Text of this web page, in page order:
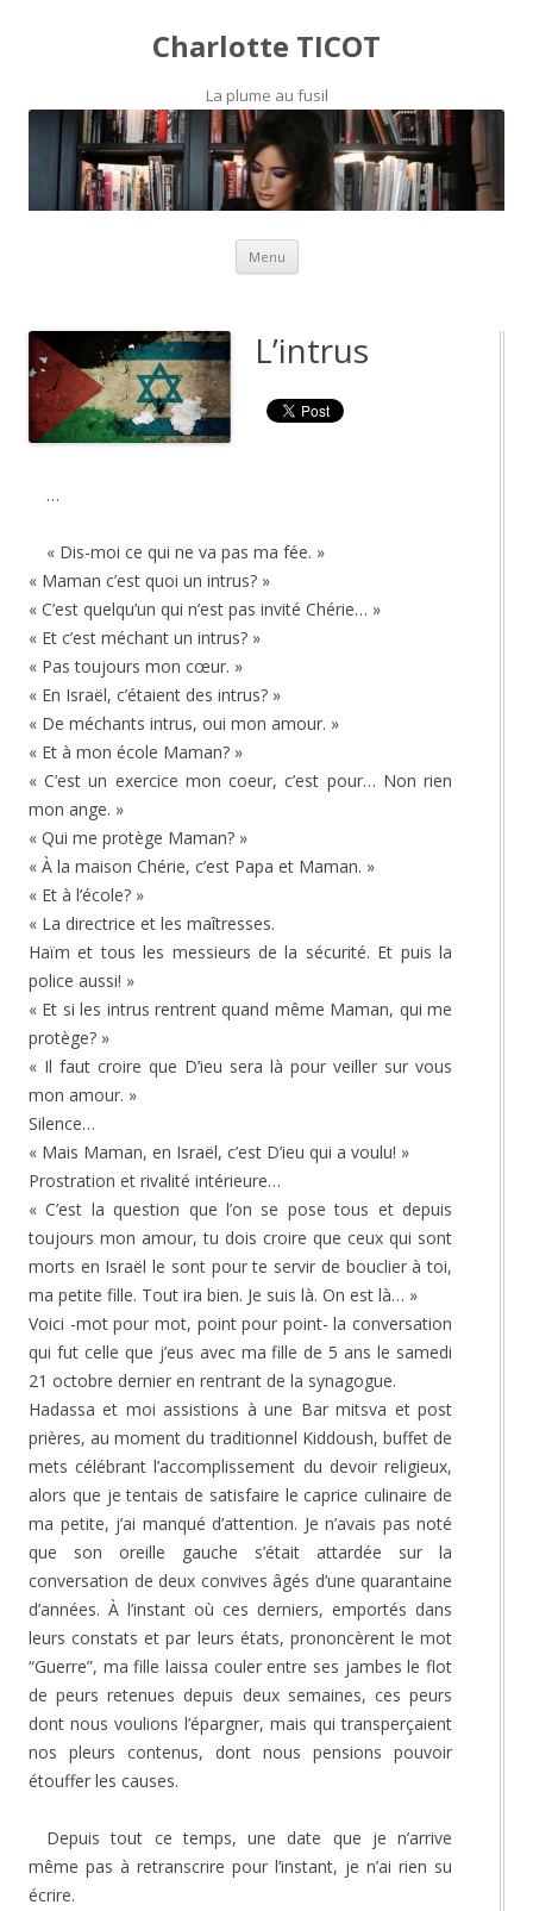
Charlotte TICOT
La plume au fusil
Menu Skip to content
L’intrus
…
« Dis-moi ce qui ne va pas ma fée. »
« Maman c’est quoi un intrus? »
« C’est quelqu’un qui n’est pas invité Chérie… »
« Et c’est méchant un intrus? »
« Pas toujours mon cœur. »
« En Israël, c’étaient des intrus? »
« De méchants intrus, oui mon amour. »
« Et à mon école Maman? »
« C’est un exercice mon coeur, c’est pour… Non rien
mon ange. »
« Qui me protège Maman? »
« À la maison Chérie, c’est Papa et Maman. »
« Et à l’école? »
« La directrice et les maîtresses.
Haïm et tous les messieurs de la sécurité. Et puis la
police aussi! »
« Et si les intrus rentrent quand même Maman, qui me
protège? »
« Il faut croire que D’ieu sera là pour veiller sur vous
mon amour. »
Silence…
« Mais Maman, en Israël, c’est D’ieu qui a voulu! »
Prostration et rivalité intérieure…
« C’est la question que l’on se pose tous et depuis
toujours mon amour, tu dois croire que ceux qui sont
morts en Israël le sont pour te servir de bouclier à toi,
ma petite fille. Tout ira bien. Je suis là. On est là… »
Voici -mot pour mot, point pour point- la conversation
qui fut celle que j’eus avec ma fille de 5 ans le samedi
21 octobre dernier en rentrant de la synagogue.
Hadassa et moi assistions à une Bar mitsva et post
prières, au moment du traditionnel Kiddoush, buffet de
mets célébrant l’accomplissement du devoir religieux,
alors que je tentais de satisfaire le caprice culinaire de
ma petite, j’ai manqué d’attention. Je n’avais pas noté
que son oreille gauche s’était attardée sur la
conversation de deux convives âgés d’une quarantaine
d’années. À l’instant où ces derniers, emportés dans
leurs constats et par leurs états, prononcèrent le mot
“Guerre”, ma fille laissa couler entre ses jambes le flot
de peurs retenues depuis deux semaines, ces peurs
dont nous voulions l’épargner, mais qui transperçaient
nos pleurs contenus, dont nous pensions pouvoir
étouffer les causes.
Depuis tout ce temps, une date que je n’arrive
même pas à retranscrire pour l’instant, je n’ai rien su
écrire.